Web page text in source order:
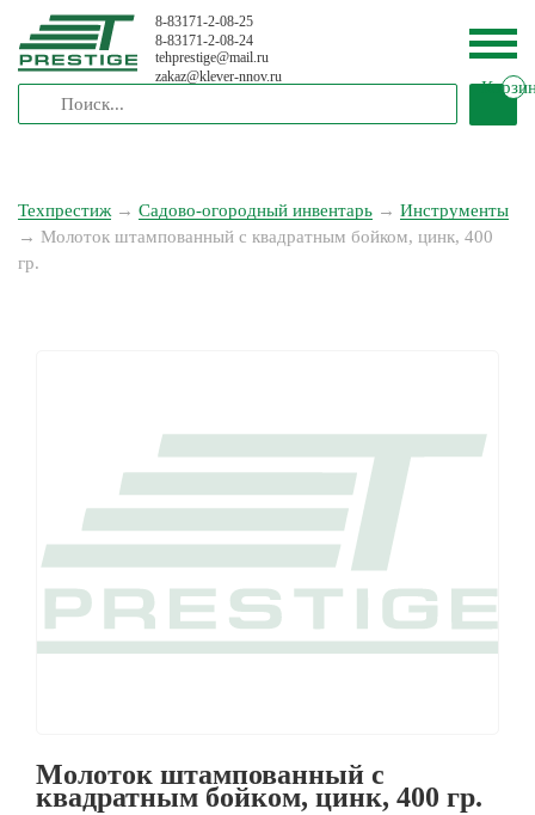
8-83171-2-08-25
8-83171-2-08-24
tehprestige@mail.ru
zakaz@klever-nnov.ru
Техпрестиж → Садово-огородный инвентарь → Инструменты
→ Молоток штампованный с квадратным бойком, цинк, 400
гр.
Молоток штампованный с
квадратным бойком, цинк, 400 гр.